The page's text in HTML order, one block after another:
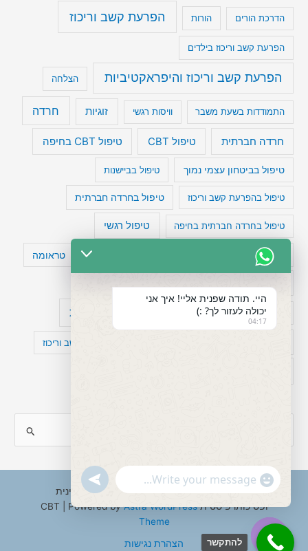
הדרכת הורים הורות הפרעת קשב וריכוז
הפרעת קשב וריכוז בילדים
הפרעת קשב וריכוז והיפראקטיביות הצלחה
התמודדות בשעת משבר וויסות רגשי זוגיות חרדה
חרדה חברתית טיפול CBT טיפול CBT בחיפה
טיפול בביטחון עצמי נמוך טיפול בביישנות
טיפול בהפרעת קשב וריכוז טיפול בחרדה חברתית
טיפול בחרדה חברתית בחיפה טיפול רגשי
טיפול תרופתי להפרעת קשב טעויות חשיבה טראומה
מפורסמים עם הפרעת קשב עיצות
קומורבידיות להפרעת קשב וריכוז
a
c
f
Copyright © 2026 ענבל טננבאום - עו"ס קלינית
ופסיכותרפיסטית CBT | Powered byAstra WordPress
Theme
הצהרת נגישות
להתקשר
היי. תודה שפנית אליי! איך אני
יכולה לעזור לך? :)
04:17
"+chaty_settings.lang.emoji_picker+"
WhatsApp
undefined